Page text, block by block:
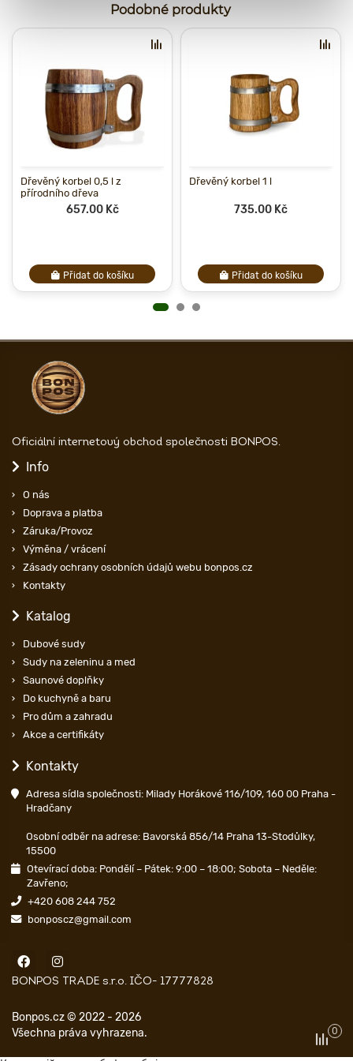
Podobné produkty
Dřevěný korbel 0,5 l z
přírodního dřeva
657.00 Kč
Přidat do košíku
Dřevěný korbel 1 l
735.00 Kč
Přidat do košíku
Oficiální internetový obchod společnosti BONPOS.
Info
O nás
Doprava a platba
Záruka/Provoz
Výměna / vrácení
Zásady ochrany osobních údajů webu bonpos.cz
Kontakty
Katalog
Dubové sudy
Sudy na zeleninu a med
Saunové doplňky
Do kuchyně a baru
Pro dům a zahradu
Akce a certifikáty
Kontakty
Adresa sídla společnosti: Milady Horákové 116/109, 160 00 Praha -
Hradčany
Osobní odběr na adrese: Bavorská 856/14 Praha 13-Stodůlky,
15500
Otevírací doba: Pondělí – Pátek: 9:00 – 18:00; Sobota – Neděle:
Zavřeno;
+420 608 244 752
bonposcz@gmail.com
BONPOS TRADE s.r.o. IČO- 17777828
Bonpos.cz © 2022 - 2026
Všechna práva vyhrazena.
0